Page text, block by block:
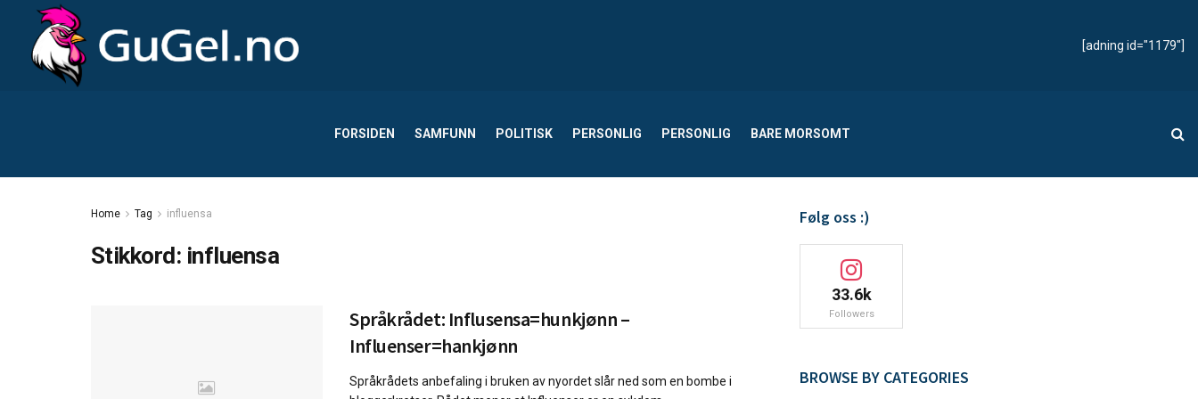
[adning id="1179"]
FORSIDEN SAMFUNN POLITISK PERSONLIG PERSONLIG BARE MORSOMT
Home Tag influensa
Stikkord: influensa
Språkrådet: Influsensa=hunkjønn –
Influenser=hankjønn
Språkrådets anbefaling i bruken av nyordet slår ned som en bombe i
Følg oss :)
33.6k
Followers
BROWSE BY CATEGORIES